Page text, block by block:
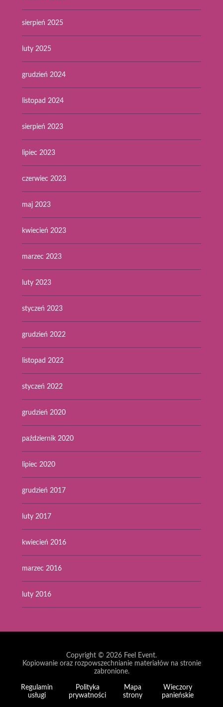
sierpień 2025
luty 2025
grudzień 2024
listopad 2024
sierpień 2023
lipiec 2023
czerwiec 2023
maj 2023
kwiecień 2023
marzec 2023
luty 2023
styczeń 2023
grudzień 2022
listopad 2022
styczeń 2022
grudzień 2020
październik 2020
lipiec 2020
grudzień 2017
luty 2017
kwiecień 2016
marzec 2016
luty 2016
Copyright © 2026 Feel Event.
Kopiowanie oraz rozpowszechnianie materiałów na stronie
zabronione.
Regulamin
usługi
Polityka
prywatności
Mapa
strony
Wieczory
panieńskie